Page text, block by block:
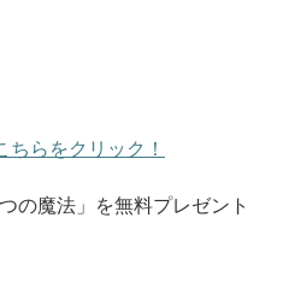
らをクリック！
の魔法」を無料プレゼント